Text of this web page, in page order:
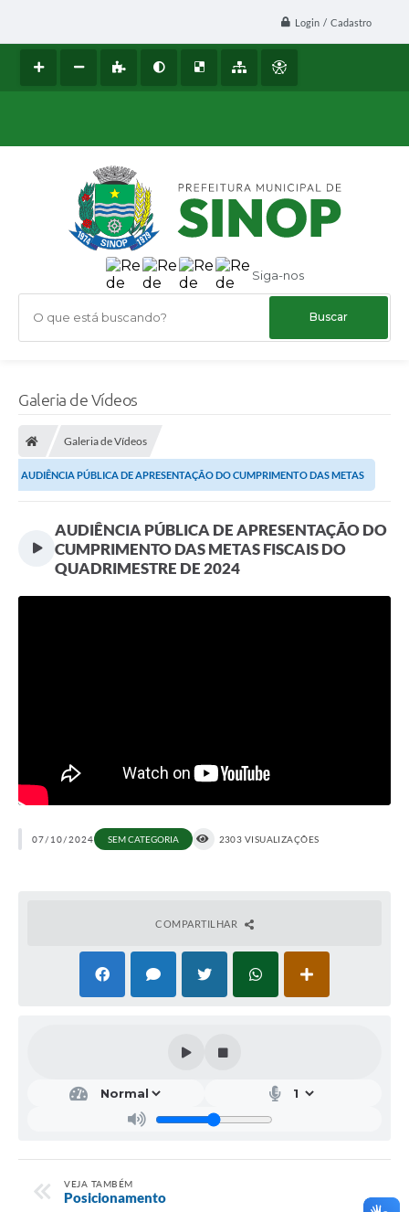
Login / Cadastro
Siga-nos
O que está buscando?
Galeria de Vídeos
Galeria de Vídeos
AUDIÊNCIA PÚBLICA DE APRESENTAÇÃO DO CUMPRIMENTO DAS METAS
AUDIÊNCIA PÚBLICA DE APRESENTAÇÃO DO
CUMPRIMENTO DAS METAS FISCAIS DO
QUADRIMESTRE DE 2024
07/10/2024 SEM CATEGORIA 2303 VISUALIZAÇÕES
COMPARTILHAR
VEJA TAMBÉM
Posicionamento